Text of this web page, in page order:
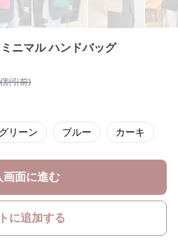
ニマル ハンドバッグ
引前)
グリーン ブルー カーキ
画面に進む
に追加する